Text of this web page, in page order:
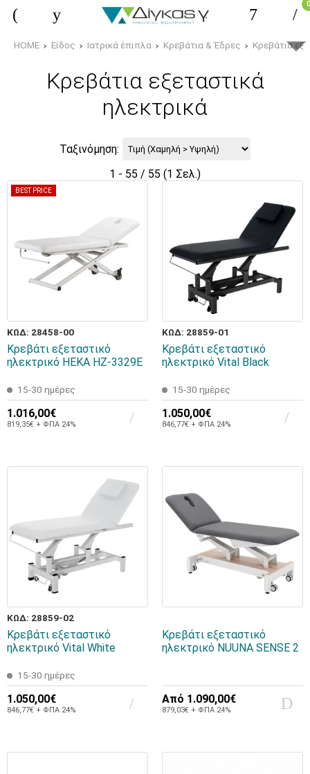
0
HOME Είδος Ιατρικά έπιπλα Κρεβάτια & Έδρες Κρεβάτια
Κρεβάτια εξεταστικά
ηλεκτρικά
Ταξινόμηση:
1 - 55 / 55 (1 Σελ.)
BEST PRICE
ΚΩΔ: 28458-00
Κρεβάτι εξεταστικό
ηλεκτρικό HEKA HZ-3329E
15-30 ημέρες
1.016,00€
819,35€ + ΦΠΑ 24%
ΚΩΔ: 28859-01
Κρεβάτι εξεταστικό
ηλεκτρικό Vital Black
15-30 ημέρες
1.050,00€
846,77€ + ΦΠΑ 24%
ΚΩΔ: 28859-02
Κρεβάτι εξεταστικό
ηλεκτρικό Vital White
15-30 ημέρες
1.050,00€
846,77€ + ΦΠΑ 24%
Κρεβάτι εξεταστικό
ηλεκτρικό NUUNA SENSE 2
Από 1.090,00€
879,03€ + ΦΠΑ 24%